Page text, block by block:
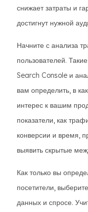
снижает затраты и
достигнут нужной
Начните с анализа
пользователей.
Search Console и
вам определить, в
интерес к вашим
показатели, как
конверсии и время,
выявить скрытые
Как только вы
посетители,
данных и спросе.